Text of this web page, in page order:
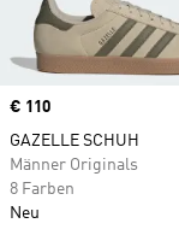
Price
€ 110
GAZELLE SCHUH
Männer Originals
8 Farben
Neu